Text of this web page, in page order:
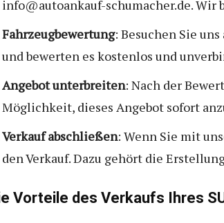
info@autoankauf-schumacher.de.
Fahrzeugbewertung: Besuchen Sie
und bewerten es kostenlos und
Angebot unterbreiten: Nach der
Möglichkeit, dieses Angebot sofort
Verkauf abschließen: Wenn Sie mit
den Verkauf. Dazu gehört die
Vorteile des Verkaufs Ihres